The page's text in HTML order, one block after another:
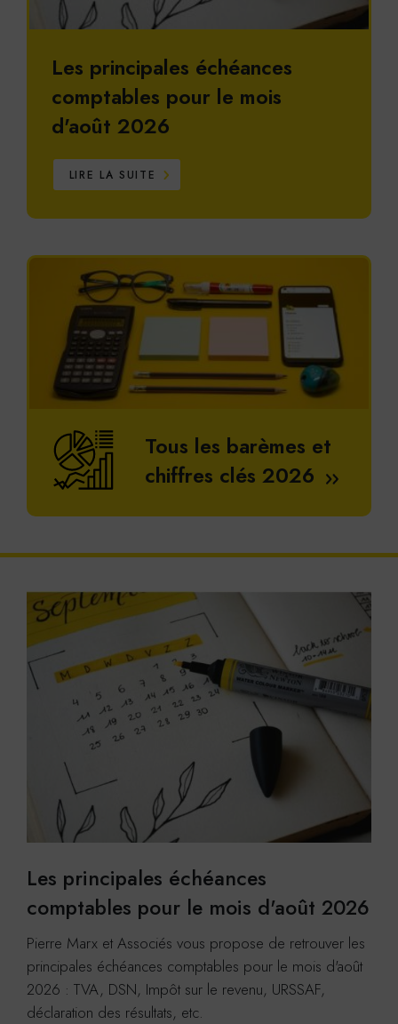
Les principales échéances
comptables pour le mois
d'août 2026
LIRE LA SUITE
Tous les barèmes et
chiffres clés 2026
Les principales échéances
comptables pour le mois d'août 2026
Pierre Marx et Associés vous propose de retrouver les
principales échéances comptables pour le mois d'août
2026 : TVA, DSN, Impôt sur le revenu, URSSAF,
déclaration des résultats, etc.